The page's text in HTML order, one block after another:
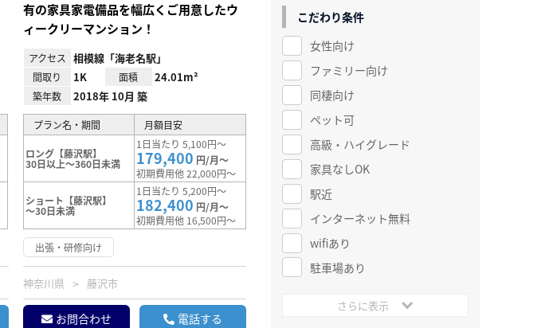
有の家具家電備品を幅広くご用意したウ
ィークリーマンション！
アクセス 相模線「海老名駅」
間取り 1K 面積 24.01m²
築年数 2018年 10月 築
プラン名・期間 月額目安
ロング【藤沢駅】
30日以上～360日未満
1日当たり 5,100円～
179,400 円/月～
初期費用他 22,000円～
ショート【藤沢駅】
～30日未満
1日当たり 5,200円～
182,400 円/月～
初期費用他 16,500円～
出張・研修向け
神奈川県 藤沢市
お問合わせ 電話する
こだわり条件
女性向け
ファミリー向け
同棲向け
ペット可
高級・ハイグレード
家具なしOK
駅近
インターネット無料
wifiあり
駐車場あり
さらに表示